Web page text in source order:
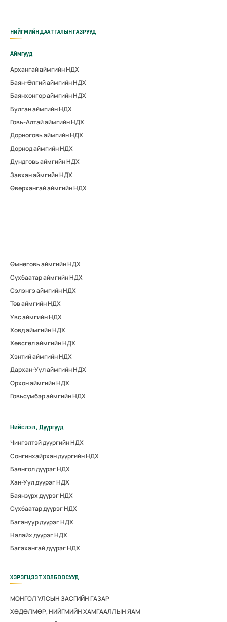
НИЙГМИЙН ДААТГАЛЫН ГАЗРУУД
Аймгууд
Архангай аймгийн НДХ
Баян-Өлгий аймгийн НДХ
Баянхонгор аймгийн НДХ
Булган аймгийн НДХ
Говь-Алтай аймгийн НДХ
Дорноговь аймгийн НДХ
Дорнод аймгийн НДХ
Дундговь аймгийн НДХ
Завхан аймгийн НДХ
Өвөрхангай аймгийн НДХ
Өмнөговь аймгийн НДХ
Сүхбаатар аймгийн НДХ
Сэлэнгэ аймгийн НДХ
Төв аймгийн НДХ
Увс аймгийн НДХ
Ховд аймгийн НДХ
Хөвсгөл аймгийн НДХ
Хэнтий аймгийн НДХ
Дархан-Уул аймгийн НДХ
Орхон аймгийн НДХ
Говьсүмбэр аймгийн НДХ
Нийслэл, Дүүргүүд
Чингэлтэй дүүргийн НДХ
Сонгинхайрхан дүүргийн НДХ
Баянгол дүүрэг НДХ
Хан-Уул дүүрэг НДХ
Баянзүрх дүүрэг НДХ
Сүхбаатар дүүрэг НДХ
Багануур дүүрэг НДХ
Налайх дүүрэг НДХ
Багахангай дүүрэг НДХ
ХЭРЭГЦЭЭТ ХОЛБООСУУД
МОНГОЛ УЛСЫН ЗАСГИЙН ГАЗАР
ХӨДӨЛМӨР, НИЙГМИЙН ХАМГААЛЛЫН ЯАМ